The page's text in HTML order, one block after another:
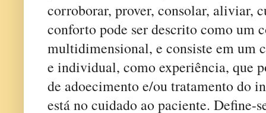
corroborar, prover, consolar, aliviar,
conforto pode ser descrito como um
multidimensional, e consiste em um
e individual, como experiência, que
de adoecimento e/ou tratamento do
está no cuidado ao paciente. Define-